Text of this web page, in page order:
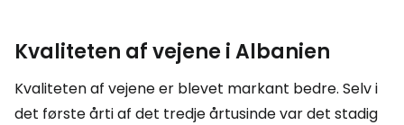
Kvaliteten af vejene i Albanien
Kvaliteten af vejene er blevet markant bedre. Selv i
det første årti af det tredje årtusinde var det stadig